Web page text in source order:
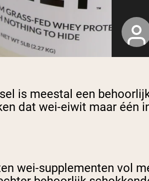
is meestal een
dat wei-eiwit maar één
wei-supplementen vol